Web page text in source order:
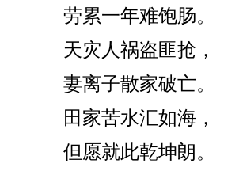
劳累一年难饱肠。
天灾人祸盗匪抢，
妻离子散家破亡。
田家苦水汇如海，
但愿就此乾坤朗。